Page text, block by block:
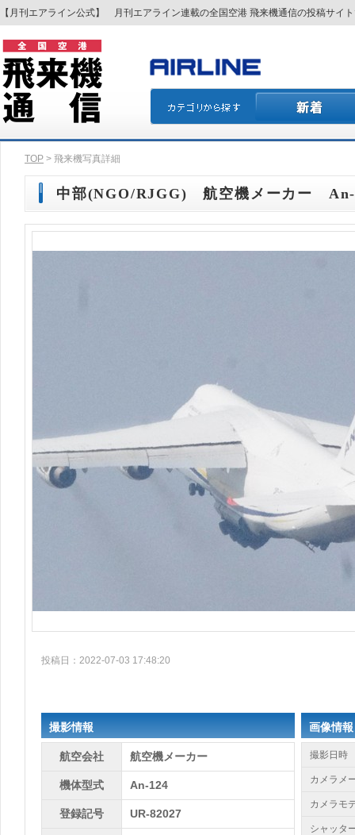
【月刊エアライン公式】 月刊エアライン連載の全国空港 飛来機通信の投稿サイ
TOP > 飛来機写真詳細
中部(NGO/RJGG) 航空機メーカー
投稿日：2022-07-03 17:48:20
撮影情報
航空会社 航空機メーカー
機体型式 An-124
登録記号 UR-82027
画像情報
撮影日時
カメラメ
カメラモ
シャッタ